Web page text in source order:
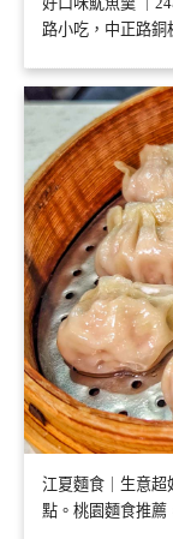
路小吃，中正路銅
江夏麵食｜生意超
點。桃園麵食推薦